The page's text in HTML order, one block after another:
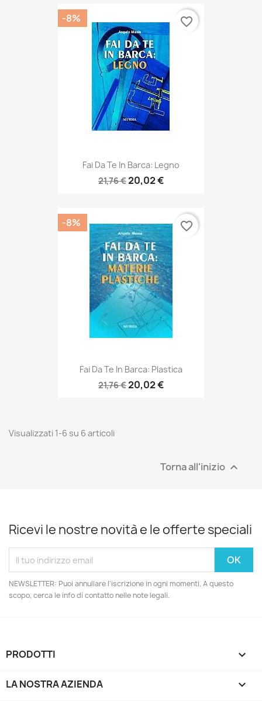
Fai Da Te In Barca: Legno
21,76 €20,02 €
-8% favorite_border
Fai Da Te In Barca: Plastica
21,76 €20,02 €
-8% favorite_border
Visualizzati 1-6 su 6 articoli
Torna all'inizio 
Ricevi le nostre novità e le offerte speciali
NEWSLETTER: Puoi annullare l'iscrizione in ogni momenti. A questo
scopo, cerca le info di contatto nelle note legali.
PRODOTTI 
LA NOSTRA AZIENDA 